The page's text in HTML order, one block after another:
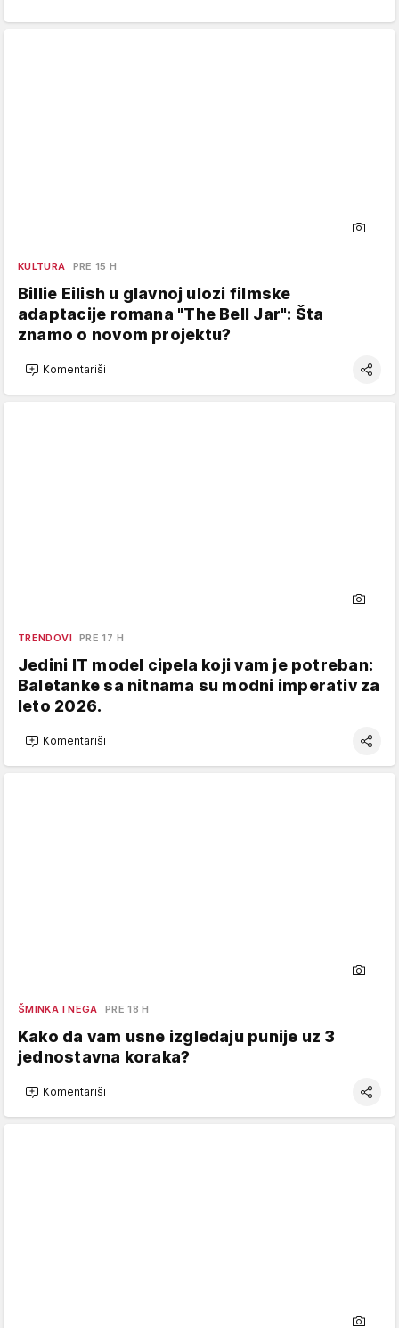
KULTURA PRE 15 H
Billie Eilish u glavnoj ulozi filmske
adaptacije romana "The Bell Jar": Šta
znamo o novom projektu?
Komentariši
TRENDOVI PRE 17 H
Jedini IT model cipela koji vam je potreban:
Baletanke sa nitnama su modni imperativ za
leto 2026.
Komentariši
ŠMINKA I NEGA PRE 18 H
Kako da vam usne izgledaju punije uz 3
jednostavna koraka?
Komentariši